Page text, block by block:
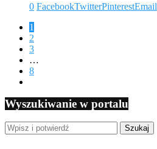
0 FacebookTwitterPinterestEmail
1
2
3
…
8
Wyszukiwanie w portalu